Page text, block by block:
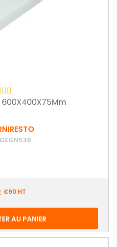
GEGN536
€90HT
AU PANIER